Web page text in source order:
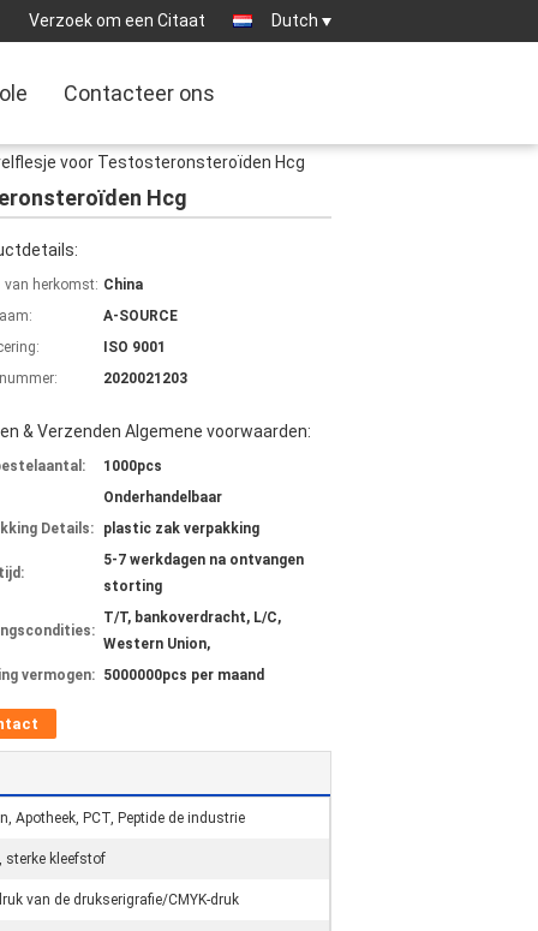
Verzoek om een Citaat Dutch
Contacteer ons
voor Testosteronsteroïden Hcg
Hcg
van herkomst: China
A-SOURCE
ISO 9001
2020021203
& Verzenden Algemene voorwaarden:
1000pcs
Onderhandelbaar
Details:
plastic zak verpakking
5-7 werkdagen na ontvangen
storting
T/T, bankoverdracht, L/C,
Western Union,
vermogen: 5000000pcs per maand
Apotheek, PCT, Peptide de industrie
sterke kleefstof
van de drukserigrafie/CMYK-druk